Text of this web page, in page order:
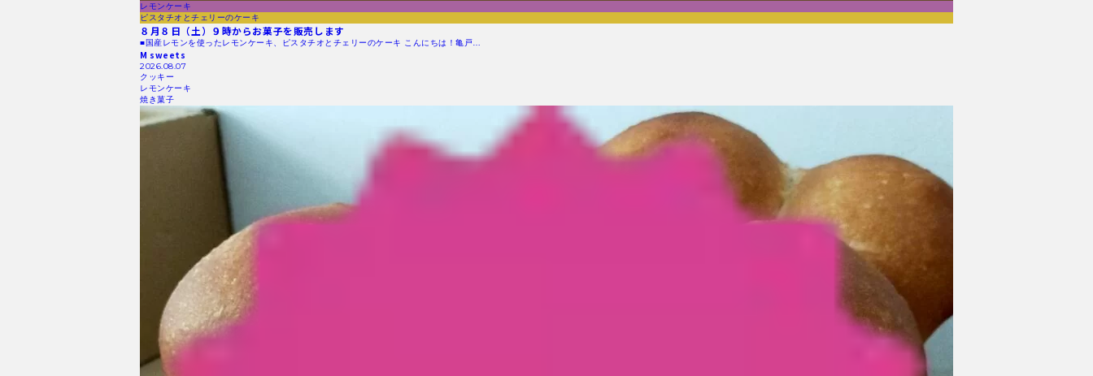
レモンケーキ
ピスタチオとチェリーのケーキ
８月８日（土）９時からお菓子を販売します
■国産レモンを使ったレモンケーキ、ピスタチオとチェリーのケーキ こんにちは！亀戸…
M sweets
2026.08.07
クッキー
レモンケーキ
焼き菓子